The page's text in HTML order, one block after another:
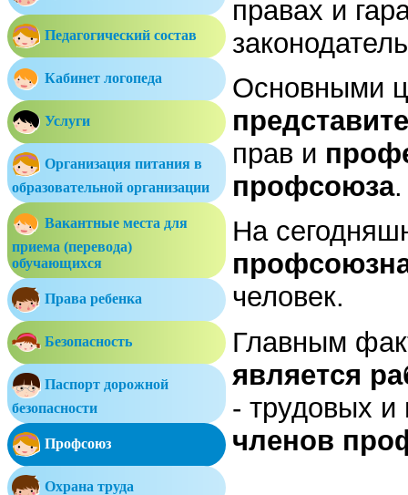
Педагогический состав
Кабинет логопеда
Услуги
Организация питания в
образовательной организации
Вакантные места для
приема (перевода)
обучающихся
Права ребенка
Безопасность
Паспорт дорожной
безопасности
Профсоюз
Охрана труда
правах и
Основными
прав и
профсоюза.
На
человек.
Главным
является
- трудовых и
членов